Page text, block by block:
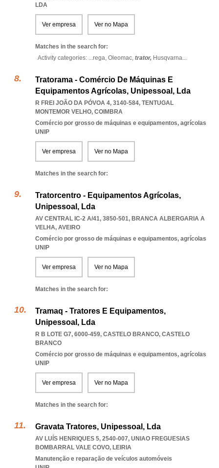
LDA
Ver empresa Ver no Mapa
Matches in the search for:
Activity categories: ...rega, Oleomac, trator, Husqvarna...
Tratorama - Comércio De Máquinas E
Equipamentos Agrícolas, Unipessoal, Lda
R FREI JOÃO DA PÓVOA 4, 3140-584, TENTUGAL
MONTEMOR VELHO, COIMBRA
Comércio por grosso de máquinas e equipamentos, agrícolas
UNIP
Ver empresa Ver no Mapa
Matches in the search for:
Tratorcentro - Equipamentos Agrícolas,
Unipessoal, Lda
AV CENTRAL IC-2 A/41, 3850-501, BRANCA ALBERGARIA A
VELHA, AVEIRO
Comércio por grosso de máquinas e equipamentos, agrícolas
UNIP
Ver empresa Ver no Mapa
Matches in the search for:
Tramaq - Tratores E Equipamentos,
Unipessoal, Lda
R B LOTE G7, 6000-459, CASTELO BRANCO, CASTELO
BRANCO
Comércio por grosso de máquinas e equipamentos, agrícolas
UNIP
Ver empresa Ver no Mapa
Matches in the search for:
Gravata Tratores, Unipessoal, Lda
AV LUÍS HENRIQUES 5, 2540-007, UNIAO FREGUESIAS
BOMBARRAL VALE COVO, LEIRIA
Manutenção e reparação de veículos automóveis